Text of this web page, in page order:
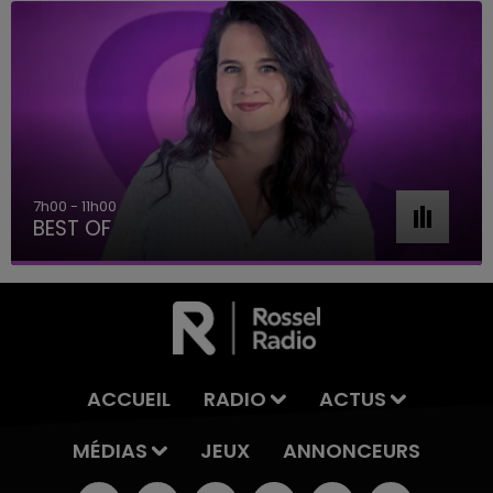
7h00 - 11h00
BEST OF
ACCUEIL RADIO
ACTUS
MÉDIAS
JEUX ANNONCEURS